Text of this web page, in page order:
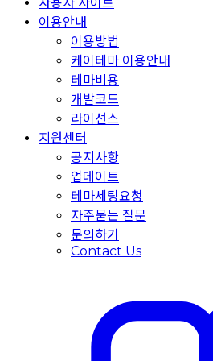
이용안내
이용방법
케이테마 이용안내
테마비용
개발코드
라이선스
지원센터
공지사항
업데이트
테마세팅요청
자주묻는 질문
문의하기
Contact Us